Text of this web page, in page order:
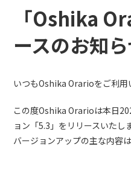
「Oshika
ースのお知
いつもOshika Orarioをご利用
この度Oshika Orarioは本日
ョン「5.3」をリリースいたし
バージョンアップの主な内容